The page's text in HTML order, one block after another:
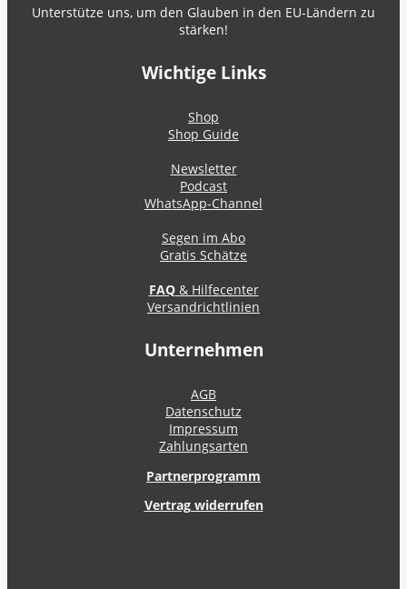
Unterstütze uns, um den Glauben in den EU-Ländern zu
stärken!
Wichtige Links
Shop
Shop Guide
Newsletter
Podcast
WhatsApp-Channel
Segen im Abo
Gratis Schätze
FAQ& Hilfecenter
Versandrichtlinien
Unternehmen
AGB
Datenschutz
Impressum
Zahlungsarten
Partnerprogramm
Vertrag widerrufen